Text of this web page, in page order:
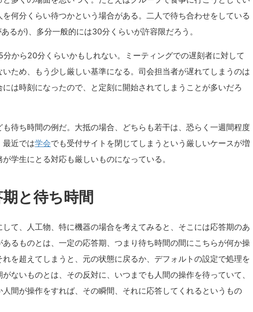
何分くらい待つかという場合がある。二人で待ち合わせをしている
るが)、多分一般的には30分くらいが許容限だろう。
から20分くらいかもしれない。ミーティングでの遅刻者に対して
ため、もう少し厳しい基準になる。司会担当者が遅れてしまうのは
は時刻になったので、と定刻に開始されてしまうことが多いだろ
待ち時間の例だ。大抵の場合、どちらも若干は、恐らく一週間程度
最近では学会でも受付サイトを閉じてしまうという厳しいケースが増
学生にとる対応も厳しいものになっている。
と待ち時間
て、人工物、特に機器の場合を考えてみると、そこには応答期のあ
るものとは、一定の応答期、つまり待ち時間の間にこちらが何か操
を超えてしまうと、元の状態に戻るか、デフォルトの設定で処理を
ないものとは、その反対に、いつまでも人間の操作を待っていて、
間が操作をすれば、その瞬間、それに応答してくれるというもの